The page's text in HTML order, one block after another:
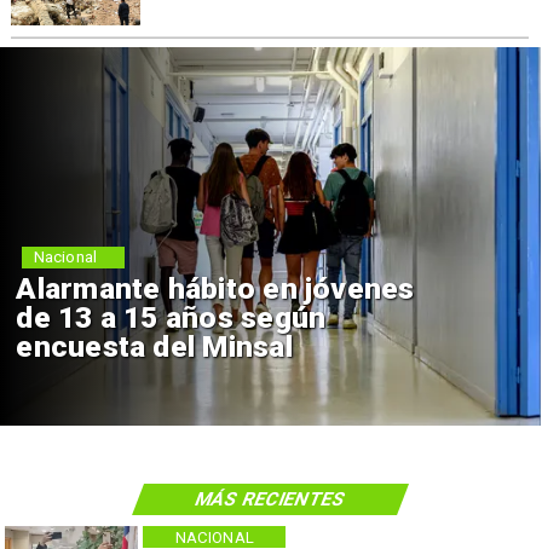
Alarmante hábito en jóvenes
de 13 a 15 años según
encuesta del Minsal
Nacional
NACIONAL
MÁS RECIENTES